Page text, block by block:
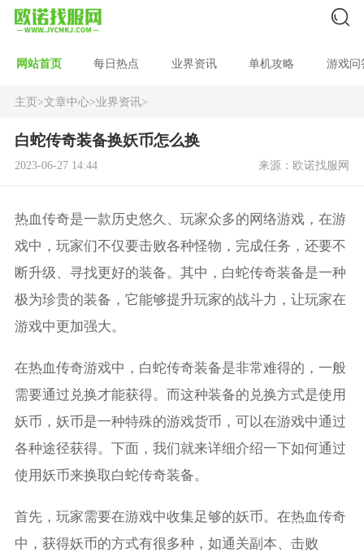
网站首页 每日热点 业界资讯 单机攻略 游戏问
主页>文章中心>业界资讯>
白蛇传奇装备换妖币怎么换
2023-06-27 14:44 来源：欧诺找服网
热血传奇是一款历史悠久、玩家众多的网络游戏，在游
戏中，玩家们不仅要击败各种怪物，完成任务，还要不
断升级、寻找更好的装备。其中，白蛇传奇装备是一种
极为珍贵的装备，它能够提升玩家的战斗力，让玩家在
游戏中更加强大。
在热血传奇游戏中，白蛇传奇装备是非常难得的，一般
需要通过兑换才能获得。而这种装备的兑换方式是使用
妖币，妖币是一种特殊的游戏货币，可以在游戏中通过
各种途径获得。下面，我们就来详细介绍一下如何通过
使用妖币来换取白蛇传奇装备。
首先，玩家需要在游戏中收集足够的妖币。在热血传奇
中，获得妖币的方式有很多种，如通关副本、击败